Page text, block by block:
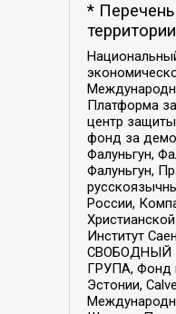
*
Платформа
центр
фонд за
Фалуньгун,
Фалуньгун,
России,
Институт
СВОБОДНЫЙ
ГРУПА, Фонд
Эстонии,